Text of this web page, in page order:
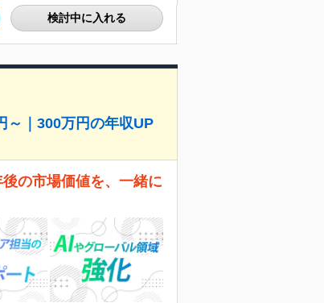
検討中に入れる
～｜300万円の年収UP
の市場価値を、一緒に